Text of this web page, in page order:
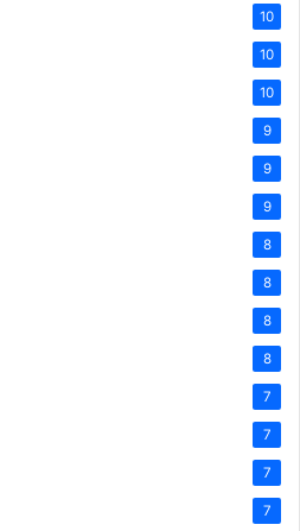
10
10
10
9
9
9
8
8
8
8
7
7
7
7